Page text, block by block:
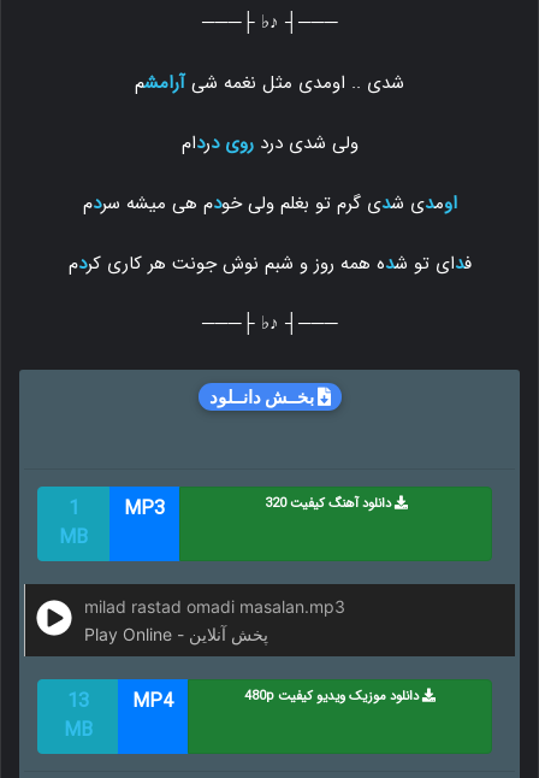
───┤ ♪♭ ├───
شدی .. اومدی مثل نغمه شیآرامشم
ولی شدی دردروی دردام
اومدی شدی گرم تو بغلم ولی خودم هی میشه سردم
فدای تو شده همه روز و شبم نوش جونت هر کاری کردم
───┤ ♪♭ ├───
بخــش دانــلود
دانلود آهنگ کیفیت 320 MP3
1
MB
milad rastad omadi masalan.mp3
Play Online - پخش آنلاین
دانلود موزیک ویدیو کیفیت 480p MP4
13
MB